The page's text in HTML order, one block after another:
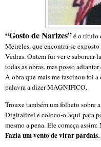
“Gosto de Narizes”é o título
Meireles, que encontra-se exposto
Vedras. Ontem fui ver e
todas as obras, mas posso
A obra que mais me fascinou foi
palavra a dizer MAGNIFICO.
Trouxe também um folheto sobre
Digitalizei e coloco-o aqui para
mesmo a pena. Ele começa assim:
Fazia um vento de virar